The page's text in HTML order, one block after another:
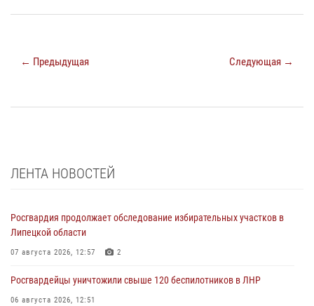
← Предыдущая Следующая →
ЛЕНТА НОВОСТЕЙ
Росгвардия продолжает обследование избирательных участков в
Липецкой области
07 августа 2026, 12:57 2
Росгвардейцы уничтожили свыше 120 беспилотников в ЛНР
06 августа 2026, 12:51